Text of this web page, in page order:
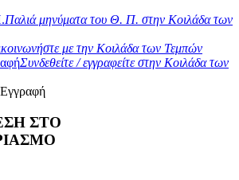
Παλιά μηνύματα του Θ. Π. στην Κοιλάδα των
με την Κοιλάδα των Τεμπών
Συνδεθείτε / εγγραφείτε στην Κοιλάδα των
Εγγραφή
ΣΤΟ